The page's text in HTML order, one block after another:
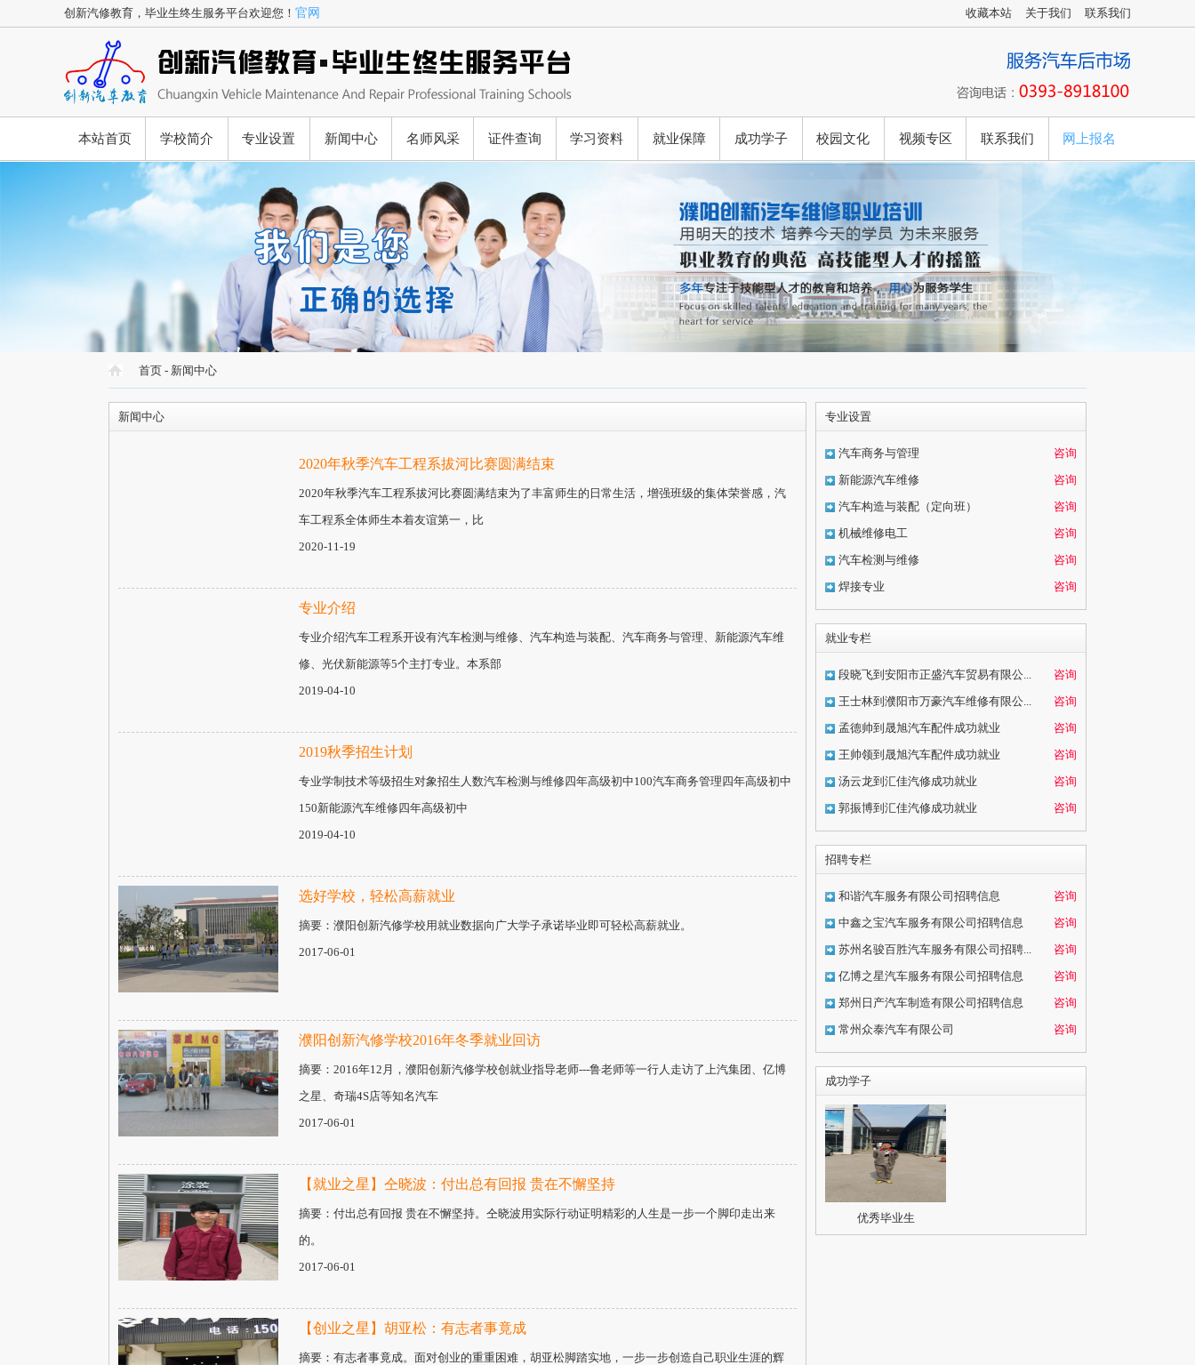
创新汽修教育，毕业生终生服务平台欢迎您！ 官网 联系我们
关于我们
收藏本站
本站首页 学校简介 专业设置 新闻中心 名师风采 证件查询 学习资料 就业保障 成功学子 校园文化 视频专区 联系我们 网上报名
首页 - 新闻中心
专业设置
汽车商务与管理
咨询
新能源汽车维修
咨询
汽车构造与装配（定向班）
咨询
机械维修电工
咨询
汽车检测与维修
咨询
焊接专业
咨询
就业专栏
段晓飞到安阳市正盛汽车贸易有限公...
咨询
王士林到濮阳市万豪汽车维修有限公...
咨询
孟德帅到晟旭汽车配件成功就业
咨询
王帅领到晟旭汽车配件成功就业
咨询
汤云龙到汇佳汽修成功就业
咨询
郭振博到汇佳汽修成功就业
咨询
招聘专栏
和谐汽车服务有限公司招聘信息
咨询
中鑫之宝汽车服务有限公司招聘信息
咨询
苏州名骏百胜汽车服务有限公司招聘...
咨询
亿博之星汽车服务有限公司招聘信息
咨询
郑州日产汽车制造有限公司招聘信息
咨询
常州众泰汽车有限公司
咨询
成功学子
优秀毕业生
新闻中心
2020年秋季汽车工程系拔河比赛圆满结束
2020年秋季汽车工程系拔河比赛圆满结束为了丰富师生的日常生活，增强班级的集体荣誉感，汽
车工程系全体师生本着友谊第一，比
2020-11-19
专业介绍
专业介绍汽车工程系开设有汽车检测与维修、汽车构造与装配、汽车商务与管理、新能源汽车维
修、光伏新能源等5个主打专业。本系部
2019-04-10
2019秋季招生计划
专业学制技术等级招生对象招生人数汽车检测与维修四年高级初中100汽车商务管理四年高级初中
150新能源汽车维修四年高级初中
2019-04-10
选好学校，轻松高薪就业
摘要：濮阳创新汽修学校用就业数据向广大学子承诺毕业即可轻松高薪就业。
2017-06-01
濮阳创新汽修学校2016年冬季就业回访
摘要：2016年12月，濮阳创新汽修学校创就业指导老师---鲁老师等一行人走访了上汽集团、亿博
之星、奇瑞4S店等知名汽车
2017-06-01
【就业之星】仝晓波：付出总有回报 贵在不懈坚持
摘要：付出总有回报 贵在不懈坚持。仝晓波用实际行动证明精彩的人生是一步一个脚印走出来
的。
2017-06-01
【创业之星】胡亚松：有志者事竟成
摘要：有志者事竟成。面对创业的重重困难，胡亚松脚踏实地，一步一步创造自己职业生涯的辉